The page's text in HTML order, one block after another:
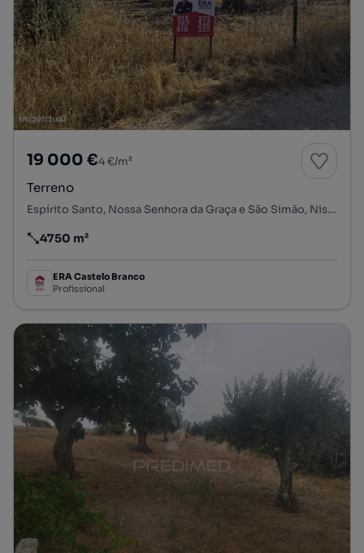
19 000 €4 €/m²
Terreno
Espírito Santo, Nossa Senhora da Graça e São Simão, Nisa, Portalegre
Preço por metro quadrado
4750 m²
ERA Castelo Branco
Profissional